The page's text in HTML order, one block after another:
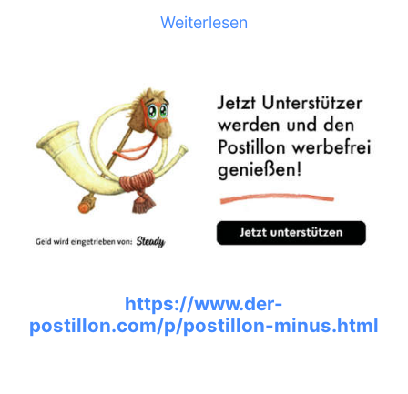
Weiterlesen
https://www.der-
postillon.com/p/postillon-minus.html